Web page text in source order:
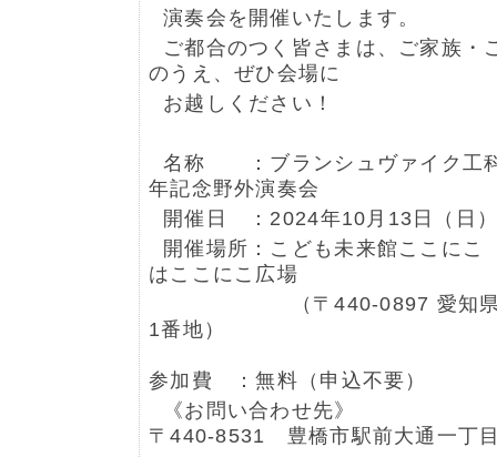
演奏会を開催いたします。
ご都合のつく皆さまは、ご家族・
のうえ、ぜひ会場に
お越しください！
名称 ：ブランシュヴァイク⼯
年記念野外演奏会
開催日 ：2024年10月13日（日
開催場所：こども未来館ここに
はここにこ広場
（〒440-0897 愛知県豊
1番地）
参加費 ：無料（申込不要）
《お問い合わせ先》
〒440-8531 豊橋市駅前大通一丁